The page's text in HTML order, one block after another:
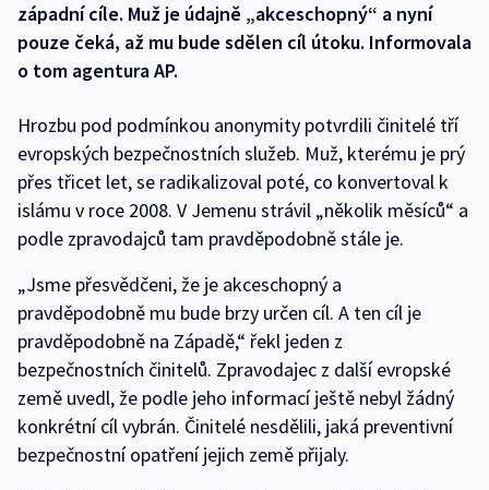
západní cíle. Muž je údajně „akceschopný“ a nyní
pouze čeká, až mu bude sdělen cíl útoku. Informovala
o tom agentura AP.
Hrozbu pod podmínkou anonymity potvrdili činitelé tří
evropských bezpečnostních služeb. Muž, kterému je prý
přes třicet let, se radikalizoval poté, co konvertoval k
islámu v roce 2008. V Jemenu strávil „několik měsíců“ a
podle zpravodajců tam pravděpodobně stále je.
„Jsme přesvědčeni, že je akceschopný a
pravděpodobně mu bude brzy určen cíl. A ten cíl je
pravděpodobně na Západě,“ řekl jeden z
bezpečnostních činitelů. Zpravodajec z další evropské
země uvedl, že podle jeho informací ještě nebyl žádný
konkrétní cíl vybrán. Činitelé nesdělili, jaká preventivní
bezpečnostní opatření jejich země přijaly.